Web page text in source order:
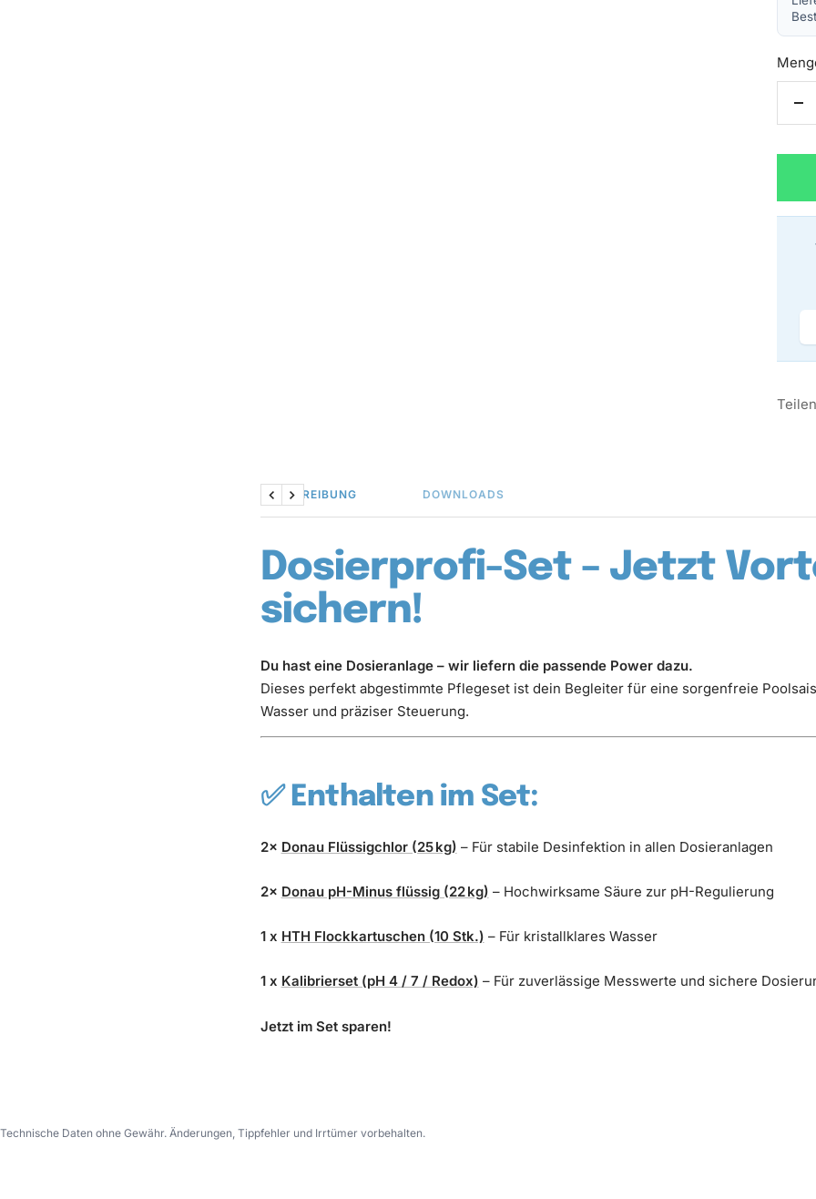
Teilen
BESCHREIBUNG DOWNLOADS
ZurückWeiter
Dosierprofi-Set – Jetzt
sichern!
Du hast eine Dosieranlage – wir liefern die passende Power dazu.
Dieses perfekt abgestimmte Pflegeset ist dein Begleiter für eine sorgenfreie
Wasser und präziser Steuerung.
✅ Enthalten im Set:
2× Donau Flüssigchlor (25 kg) – Für stabile Desinfektion in allen Dosieranlagen
2× Donau pH-Minus flüssig (22 kg) – Hochwirksame Säure zur pH-Regulierung
1 x HTH Flockkartuschen (10 Stk.) – Für kristallklares Wasser
1 x Kalibrierset (pH 4 / 7 / Redox) – Für zuverlässige Messwerte und sichere
Jetzt im Set sparen!
Technische Daten ohne Gewähr. Änderungen, Tippfehler und Irrtümer vorbehalten.